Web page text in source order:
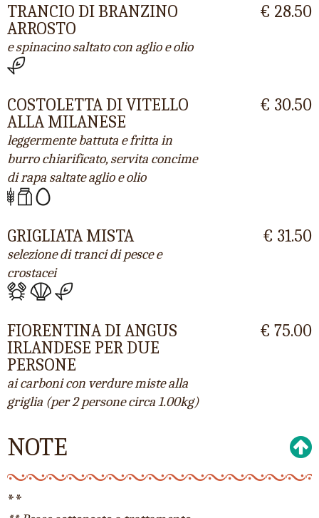
TRANCIO DI BRANZINO
ARROSTO
e spinacino saltato con aglio e olio
€ 28.50
COSTOLETTA DI VITELLO
ALLA MILANESE
leggermente battuta e fritta in
burro chiarificato, servita concime
di rapa saltate aglio e olio
€ 30.50
GRIGLIATA MISTA
selezione di tranci di pesce e
crostacei
€ 31.50
FIORENTINA DI ANGUS
IRLANDESE PER DUE
PERSONE
ai carboni con verdure miste alla
griglia (per 2 persone circa 1.00kg)
€ 75.00
NOTE
**